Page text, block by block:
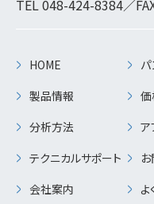
TEL048-424-8384／
HOME
製品情報
分析方法
テクニカルサポート
会社案内
パ
ア
よ